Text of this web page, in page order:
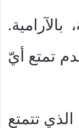
تمتع أيّ
تتمتع